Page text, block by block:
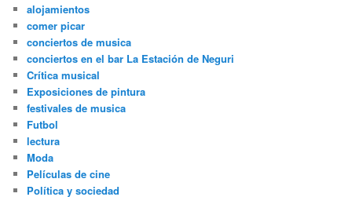
alojamientos
comer picar
conciertos de musica
conciertos en el bar La Estación de Neguri
Crítica musical
Exposiciones de pintura
festivales de musica
Futbol
lectura
Moda
Películas de cine
Política y sociedad